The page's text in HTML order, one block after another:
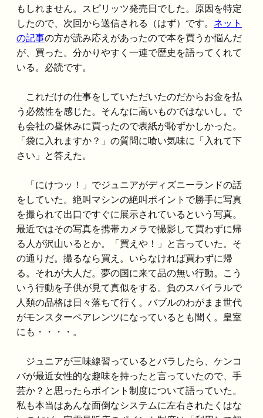
もしれません。スピリッツ発売日でした。原因を特定
したので、次回から送信される（はず）です。 ネット
の記事の方が読み応えがあったので本を買うか悩んだ
が、買った。分かりやすく一連で歴史を語ってくれて
いる。必読です。
これだけの仕事をしていただいたのだからお金を払
う必然性を感じた。そんなに高いものではないし。で
も会社の昼休みに買ったので表紙が恥ずかしかった。
「袋に入れますか？」の質問に喰い気味に「入れて下
さい」と答えた。
「にけつッ！」でジュニアがディズニーランドの話
をしていた。絶叫マシンの絶叫ポイントで勝手に写真
を撮られて出口ですぐに展示されているという写真。
最近ではその写真を携帯カメラで撮影して買わずに帰
る人が沢山いるとか。「買えや！」と言っていた。そ
の通りだ。撮るなら買え。いらなければ買わずに帰
る。それが大人だ。夢の国に来て品の無い行動。こう
いう行動を子供が見て真似をする。負のスパイラルで
人類の品格は日々落ちて行く。バブルのわがまま世代
がモンスターペアレンツになっているとも聞く。皇室
にも・・・・。
ジュニアが三味線習っているとバラしたら、ケンコ
バが最近女性的な趣味を持ったと言っていたので、手
芸か？と思ったらポイント制度について語っていた。
私も本当はあんな面倒なシステムに左右されたくはな